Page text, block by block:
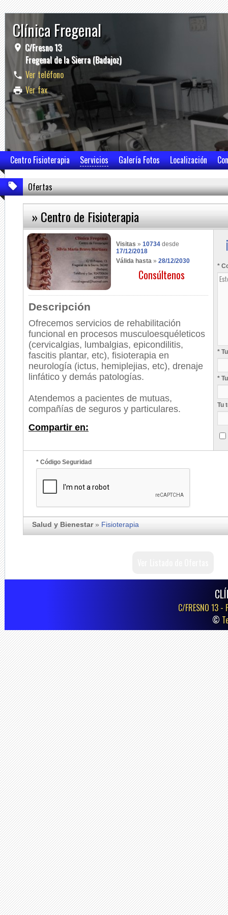
Clínica Fregenal
C/Fresno 13
Fregenal de la Sierra (Badajoz)
Ver teléfono
Ver fax
Centro Fisioterapia Servicios Galería Fotos Localización
Ofertas
» Centro de Fisioterapia
Visitas » 10734 desde
17/12/2018
Válida hasta » 28/12/2030
Consúltenos
Descripción
Ofrecemos servicios de rehabilitación
funcional en procesos musculoesquéleticos
(cervicalgias, lumbalgias, epicondilitis,
fascitis plantar, etc), fisioterapia en
neurología (ictus, hemiplejias, etc), drenaje
linfático y demás patologías.
Atendemos a pacientes de mutuas,
compañías de seguros y particulares.
Compartir en:
*
*
*
Tu
* Código Seguridad
Salud y Bienestar» Fisioterapia
C/FRESNO 13 -
©